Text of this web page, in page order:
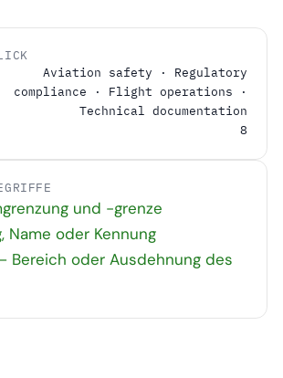
Aviation safety · Regulatory
compliance · Flight operations ·
Technical documentation
8
und -grenze
Name oder Kennung
Bereich oder Ausdehnung des